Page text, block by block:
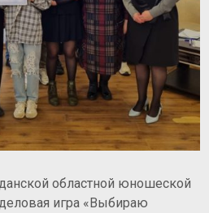
областной юношеской
игра «Выбираю